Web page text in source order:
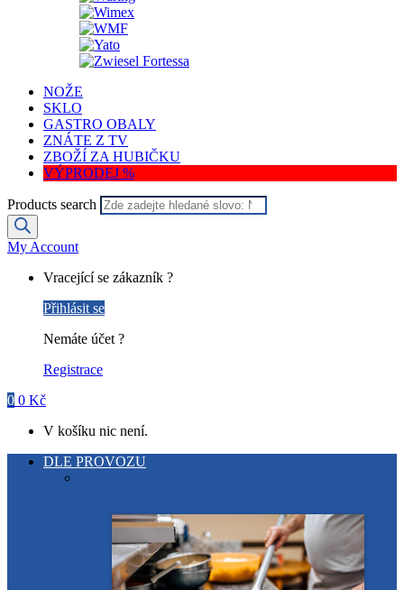
NOŽE
SKLO
GASTRO OBALY
ZNÁTE Z TV
ZBOŽÍ ZA HUBIČKU
VÝPRODEJ %
Products search
My Account
Vracející se zákazník ?
Přihlásit se
Nemáte účet ?
Registrace
0 0 Kč
V košíku nic není.
DLE PROVOZU